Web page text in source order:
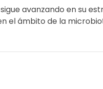
avanzando en su
el ámbito de la